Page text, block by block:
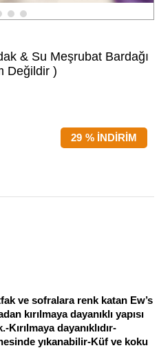
& Su Meşrubat Bardağı
Değildir )
%
29 İNDIRIM
ve sofralara renk katan Ew’s
kırılmaya dayanıklı yapısı
dayanıklıdır-
yıkanabilir-Küf ve koku